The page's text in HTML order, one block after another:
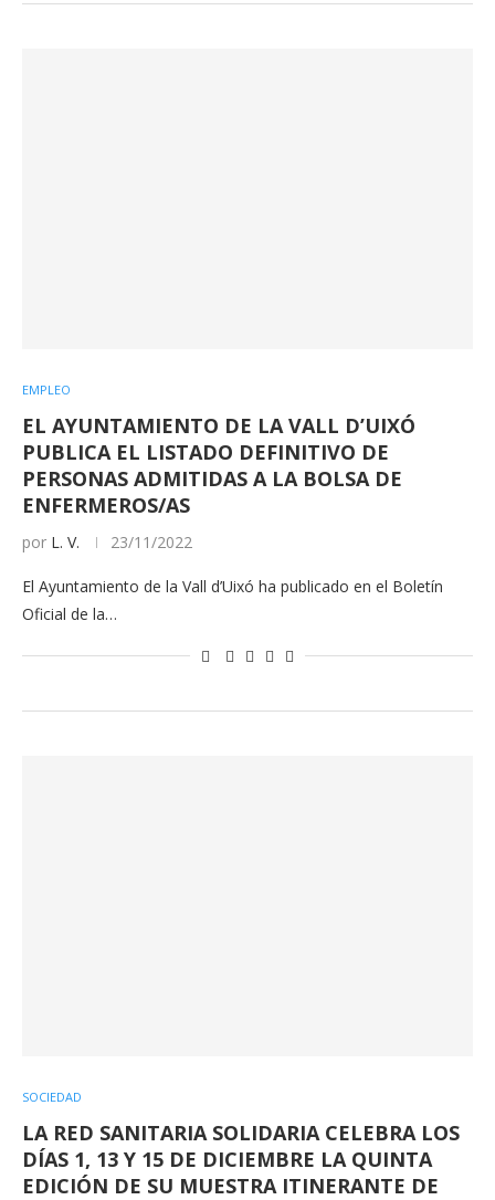
EMPLEO
EL AYUNTAMIENTO DE LA VALL D’UIXÓ
PUBLICA EL LISTADO DEFINITIVO DE
PERSONAS ADMITIDAS A LA BOLSA DE
ENFERMEROS/AS
por L. V. 23/11/2022
El Ayuntamiento de la Vall d’Uixó ha publicado en el Boletín
Oficial de la…
SOCIEDAD
LA RED SANITARIA SOLIDARIA CELEBRA LOS
DÍAS 1, 13 Y 15 DE DICIEMBRE LA QUINTA
EDICIÓN DE SU MUESTRA ITINERANTE DE